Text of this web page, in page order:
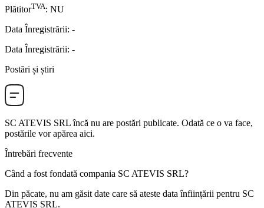
PlătitorTVA: NU
Data Înregistrării: -
Data Înregistrării: -
Postări și știri
SC ATEVIS SRLîncă nu are postări publicate. Odată ce o va face,
postările vor apărea aici.
Întrebări frecvente
Când a fost fondată compania SC ATEVIS SRL?
Din păcate, nu am găsit date care să ateste data înființării pentru SC
ATEVIS SRL.